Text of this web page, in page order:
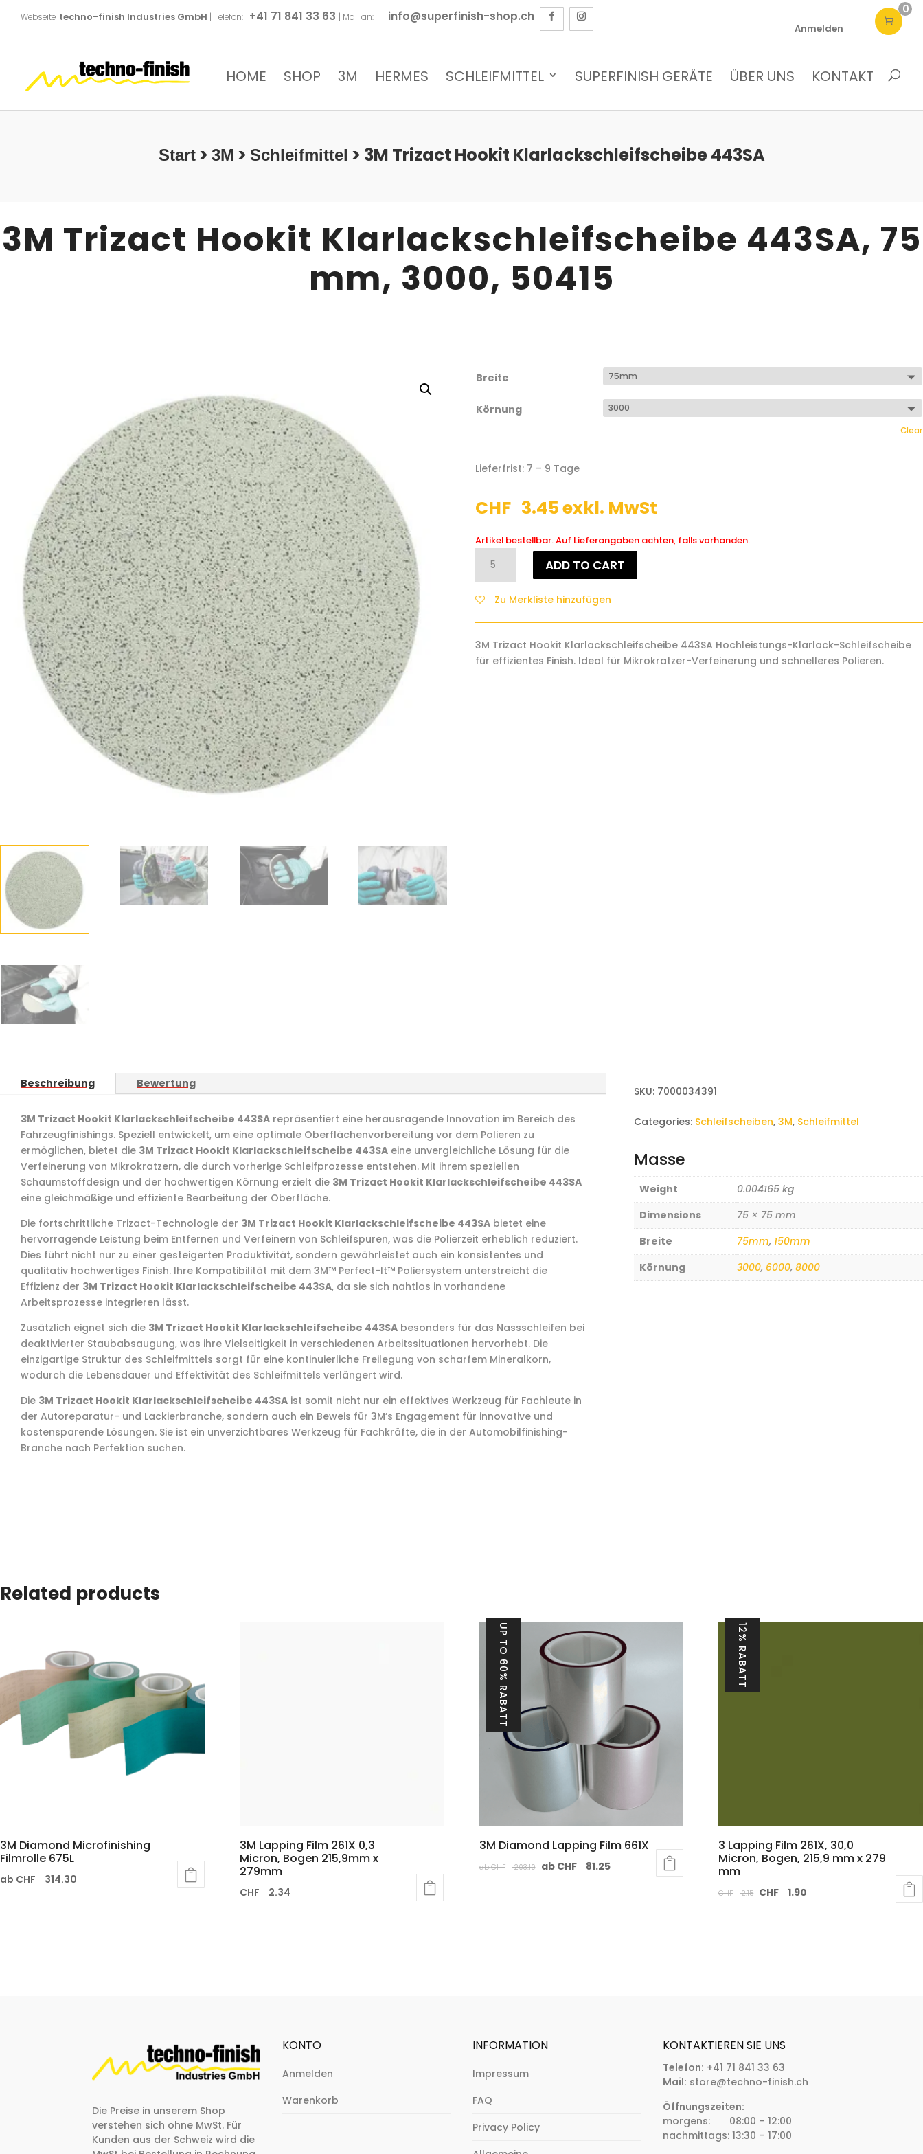
Webseite techno-finish Industries GmbH | Telefon: +41 71 841 33 63 | Mail an: info@superfinish-shop.ch
Anmelden
0
HOME SHOP 3M HERMES SCHLEIFMITTEL SUPERFINISH GERÄTE ÜBER UNS KONTAKT
Start> 3M > Schleifmittel > 3M Trizact Hookit Klarlackschleifscheibe 443SA
3M Trizact Hookit Klarlackschleifscheibe 443SA, 75
mm, 3000, 50415
Breite
Körnung
Clear
Lieferfrist: 7 – 9 Tage
CHF 3.45exkl. MwSt
Artikel bestellbar. Auf Lieferangaben achten, falls vorhanden.
Trizact
Hookit
Klarlackschleifscheibe
ADD TO CART
Zu Merkliste hinzufügen
3M Trizact Hookit Klarlackschleifscheibe 443SA Hochleistungs-Klarlack-Schleifscheibe
für effizientes Finish. Ideal für Mikrokratzer-Verfeinerung und schnelleres Polieren.
Beschreibung Bewertung
3M Trizact Hookit Klarlackschleifscheibe 443SA repräsentiert eine herausragende Innovation im Bereich des
Fahrzeugfinishings. Speziell entwickelt, um eine optimale Oberflächenvorbereitung vor dem Polieren zu
ermöglichen, bietet die 3M Trizact Hookit Klarlackschleifscheibe 443SA eine unvergleichliche Lösung für die
Verfeinerung von Mikrokratzern, die durch vorherige Schleifprozesse entstehen. Mit ihrem speziellen
Schaumstoffdesign und der hochwertigen Körnung erzielt die 3M Trizact Hookit Klarlackschleifscheibe 443SA
eine gleichmäßige und effiziente Bearbeitung der Oberfläche.
Die fortschrittliche Trizact-Technologie der 3M Trizact Hookit Klarlackschleifscheibe 443SA bietet eine
hervorragende Leistung beim Entfernen und Verfeinern von Schleifspuren, was die Polierzeit erheblich reduziert.
Dies führt nicht nur zu einer gesteigerten Produktivität, sondern gewährleistet auch ein konsistentes und
qualitativ hochwertiges Finish. Ihre Kompatibilität mit dem 3M™ Perfect-It™ Poliersystem unterstreicht die
Effizienz der 3M Trizact Hookit Klarlackschleifscheibe 443SA, da sie sich nahtlos in vorhandene
Arbeitsprozesse integrieren lässt.
Zusätzlich eignet sich die 3M Trizact Hookit Klarlackschleifscheibe 443SA besonders für das Nassschleifen bei
deaktivierter Staubabsaugung, was ihre Vielseitigkeit in verschiedenen Arbeitssituationen hervorhebt. Die
einzigartige Struktur des Schleifmittels sorgt für eine kontinuierliche Freilegung von scharfem Mineralkorn,
wodurch die Lebensdauer und Effektivität des Schleifmittels verlängert wird.
Die 3M Trizact Hookit Klarlackschleifscheibe 443SA ist somit nicht nur ein effektives Werkzeug für Fachleute in
der Autoreparatur- und Lackierbranche, sondern auch ein Beweis für 3M’s Engagement für innovative und
kostensparende Lösungen. Sie ist ein unverzichtbares Werkzeug für Fachkräfte, die in der Automobilfinishing-
Branche nach Perfektion suchen.
SKU: 7000034391
Categories: Schleifscheiben, 3M, Schleifmittel
Masse
Weight
0.004165 kg
Dimensions
75 × 75 mm
Breite
75mm, 150mm
Körnung
3000, 6000, 8000
Related products
3M Diamond Microfinishing
Filmrolle 675L
ab CHF 314.30
3M Lapping Film 261X 0,3
Micron, Bogen 215,9mm x
279mm
CHF 2.34
UP TO 60% RABATT
3M Diamond Lapping Film 661X
abCHF 203.10 ab CHF 81.25
12% RABATT
3 Lapping Film 261X, 30,0
Micron, Bogen, 215,9 mm x 279
mm
CHF 2.15 CHF 1.90
Die Preise in unserem Shop
verstehen sich ohne MwSt. Für
Kunden aus der Schweiz wird die
KONTO
Anmelden
Warenkorb
INFORMATION
Impressum
FAQ
Privacy Policy
KONTAKTIEREN SIE UNS
Telefon: +41 71 841 33 63
Mail: store@techno-finish.ch
Öffnungszeiten:
morgens: 08:00 – 12:00
nachmittags: 13:30 – 17:00